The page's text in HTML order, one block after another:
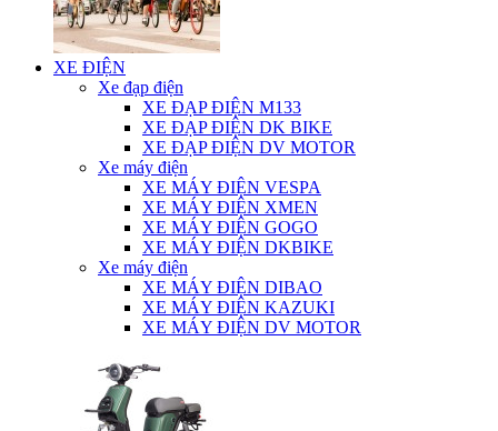
XE ĐIỆN
Xe đạp điện
XE ĐẠP ĐIỆN M133
XE ĐẠP ĐIỆN DK BIKE
XE ĐẠP ĐIỆN DV MOTOR
Xe máy điện
XE MÁY ĐIỆN VESPA
XE MÁY ĐIỆN XMEN
XE MÁY ĐIỆN GOGO
XE MÁY ĐIỆN DKBIKE
Xe máy điện
XE MÁY ĐIỆN DIBAO
XE MÁY ĐIỆN KAZUKI
XE MÁY ĐIỆN DV MOTOR